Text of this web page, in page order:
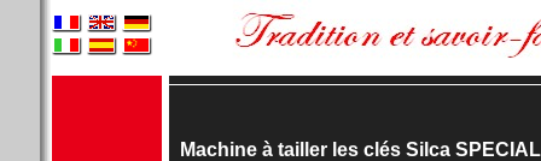
Machine à tailler les clés Silca